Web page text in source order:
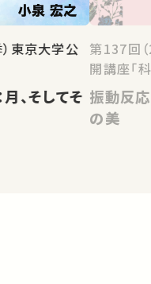
東京大学公
、そしてそ
第137回
開講座「
振動反
の美